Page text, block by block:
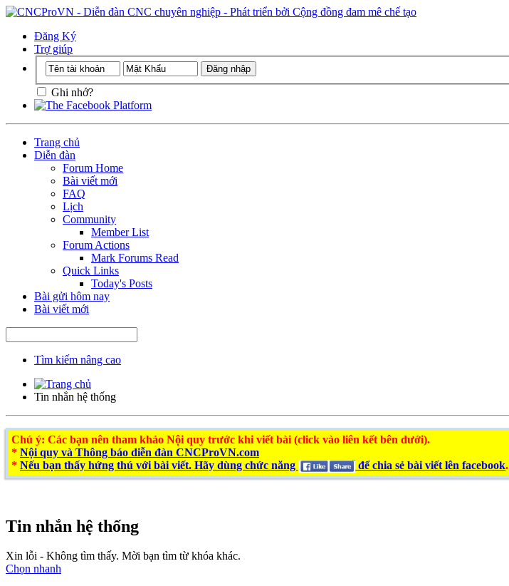
Đăng Ký
Trợ giúp
Ghi nhớ?
Trang chủ
Diễn đàn
Forum Home
Bài viết mới
FAQ
Lịch
Community
Member List
Forum Actions
Mark Forums Read
Quick Links
Today's Posts
Bài gửi hôm nay
Bài viết mới
Tìm kiếm nâng cao
Tin nhắn hệ thống
Chú ý: Các bạn nên tham khảo Nội quy trước khi viết bài (click vào liên kết bên dưới).
* Nội quy và Thông báo diễn đàn CNCProVN.com
* Nếu bạn thấy hứng thú với bài viết. Hãy dùng chức năng để chia sẻ bài viết lên facebook.
Tin nhắn hệ thống
Xin lỗi - Không tìm thấy. Mời bạn tìm từ khóa khác.
Chọn nhanh